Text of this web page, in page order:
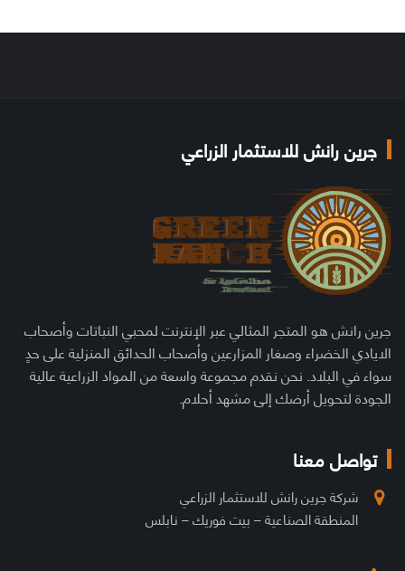
جرين رانش للاستثمار الزراعي
جرين رانش هو المتجر المثالي عبر الإنترنت لمحبي النباتات وأصحاب
الايادي الخضراء وصغار المزارعين وأصحاب الحدائق المنزلية على حدٍ
سواء في البلاد. نحن نقدم مجموعة واسعة من المواد الزراعية عالية
الجودة لتحويل أرضك إلى مشهد أحلام.
تواصل معنا
شركة جرين رانش للاستثمار الزراعي
المنطقة الصناعية – بيت فوريك – نابلس